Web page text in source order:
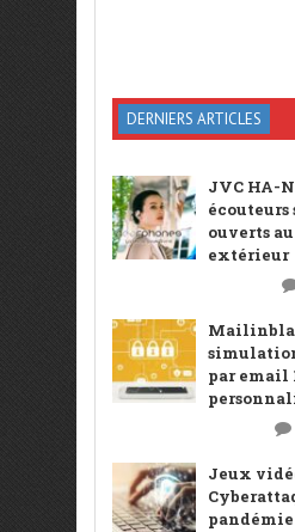
DERNIERS ARTICLES
JVC HA-
écouteurs
ouverts
extérieur
par email
Jeux
pandémie